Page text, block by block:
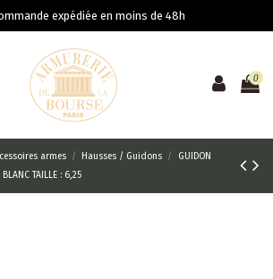
expédiée en moins de 48h
0
armes Hausses / Guidons
GUIDON
TAILLE : 6,25